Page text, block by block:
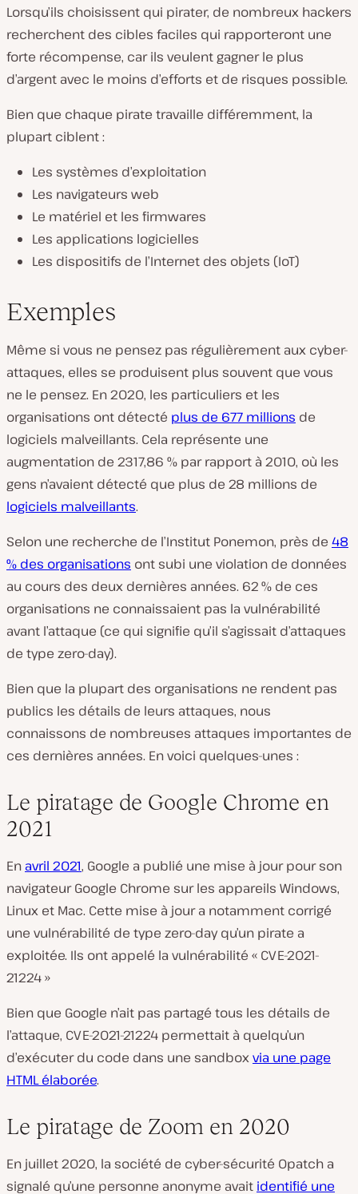
Lorsqu’ils choisissent qui pirater, de nombreux hackers
recherchent des cibles faciles qui rapporteront une
forte récompense, car ils veulent gagner le plus
d’argent avec le moins d’efforts et de risques possible.
Bien que chaque pirate travaille différemment, la
plupart ciblent :
Les systèmes d’exploitation
Les navigateurs web
Le matériel et les firmwares
Les applications logicielles
Les dispositifs de l’Internet des objets (IoT)
Exemples
Même si vous ne pensez pas régulièrement aux cyber-
attaques, elles se produisent plus souvent que vous
ne le pensez. En 2020, les particuliers et les
organisations ont détecté plus de 677 millions de
logiciels malveillants. Cela représente une
augmentation de 2317,86 % par rapport à 2010, où les
gens n’avaient détecté que plus de 28 millions de
logiciels malveillants.
Selon une recherche de l’Institut Ponemon, près de 48
% des organisations ont subi une violation de données
au cours des deux dernières années. 62 % de ces
organisations ne connaissaient pas la vulnérabilité
avant l’attaque (ce qui signifie qu’il s’agissait d’attaques
de type zero-day).
Bien que la plupart des organisations ne rendent pas
publics les détails de leurs attaques, nous
connaissons de nombreuses attaques importantes de
ces dernières années. En voici quelques-unes :
Le piratage de Google Chrome en
2021
En avril 2021, Google a publié une mise à jour pour son
navigateur Google Chrome sur les appareils Windows,
Linux et Mac. Cette mise à jour a notamment corrigé
une vulnérabilité de type zero-day qu’un pirate a
exploitée. Ils ont appelé la vulnérabilité « CVE-2021-
21224 »
Bien que Google n’ait pas partagé tous les détails de
l’attaque, CVE-2021-21224 permettait à quelqu’un
d’exécuter du code dans une sandboxvia une page
HTML élaborée.
Le piratage de Zoom en 2020
En juillet 2020, la société de cyber-sécurité 0patch a
signalé qu’une personne anonyme avait identifié une